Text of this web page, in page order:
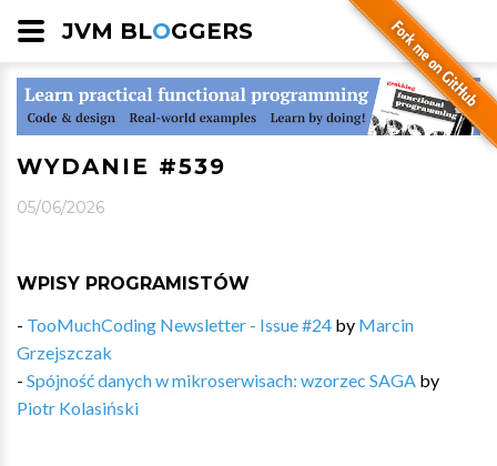
JVM BLOGGERS
WYDANIE #539
05/06/2026
WPISY PROGRAMISTÓW
- TooMuchCoding Newsletter - Issue #24 by Marcin
Grzejszczak
- Spójność danych w mikroserwisach: wzorzec SAGA by
Piotr Kolasiński